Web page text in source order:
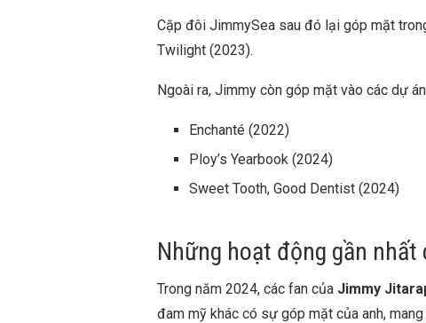
Cặp đôi JimmySea sau đó lại góp mặt
Twilight (2023).
Ngoài ra, Jimmy còn góp mặt vào các dự
Enchanté (2022)
Ploy’s Yearbook (2024)
Sweet Tooth, Good Dentist (2024)
Những hoạt động gần
Trong năm 2024, các fan của Jimmy
đam mỹ khác có sự góp mặt của anh,